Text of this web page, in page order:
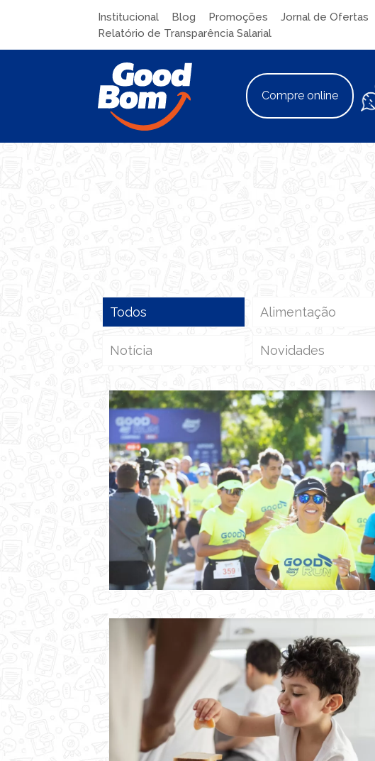
Institucional Blog Promoções Jornal de Ofertas
Relatório de Transparência Salarial
Compre online
Todos Alimentação
Notícia Novidades